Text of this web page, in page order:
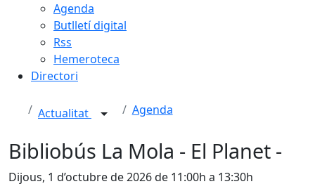
Agenda
Butlletí digital
Rss
Hemeroteca
Directori
Actualitat Agenda
Bibliobús La Mola - El Planet -
Dijous, 1 d’octubre de 2026 de 11:00h a 13:30h